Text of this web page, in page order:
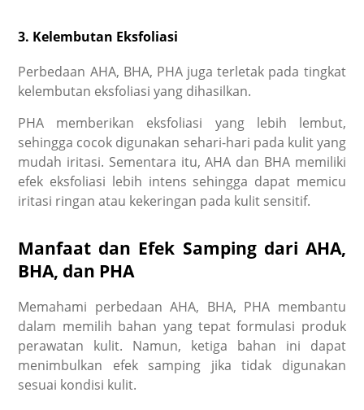
3. Kelembutan Eksfoliasi
Perbedaan AHA, BHA, PHAjuga terletak pada tingkat
kelembutan eksfoliasi yang dihasilkan.
PHA memberikan eksfoliasi yang lebih lembut,
sehingga cocok digunakan sehari-hari pada kulit yang
mudah iritasi. Sementara itu, AHA dan BHA memiliki
efek eksfoliasi lebih intens sehingga dapat memicu
iritasi ringan atau kekeringan pada kulit sensitif.
Manfaat dan Efek Samping dari AHA,
BHA, dan PHA
Memahami perbedaan AHA, BHA, PHA membantu
dalam memilih bahan yang tepat formulasi produk
perawatan kulit. Namun, ketiga bahan ini dapat
menimbulkan efek samping jika tidak digunakan
sesuai kondisi kulit.